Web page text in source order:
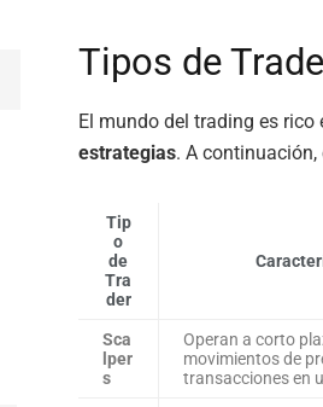
Tipos de
El mundo del trading es rico
estrategias. A
Tip
o
de
Tra
der
Sca
lper
s
Operan a corto
movimientos de
transacciones en